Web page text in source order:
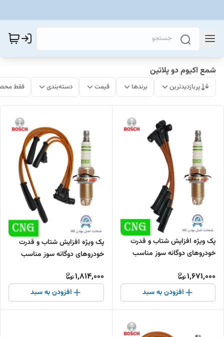
شمع اکیوم دو پلاتین
پربازدیدترین برندها قیمت دسته‌بندی فقط
پک ویژه افزایش شتاب و قدرت
خودروهای دوگانه‌ سوز مناسب
1,671,000
افزودن به سبد
پک ویژه افزایش شتاب و قدرت
خودروهای دوگانه‌ سوز مناسب
1,814,000
افزودن به سبد